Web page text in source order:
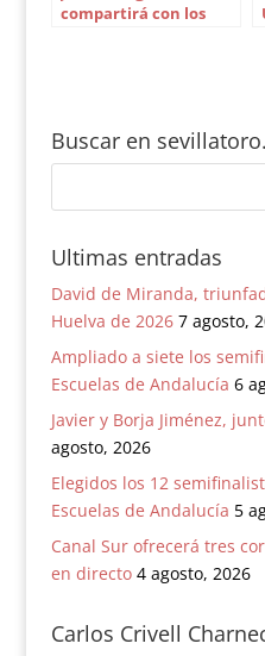
compartirá con los
Buscar en
Ultimas entradas
David de Miranda,
Huelva de 2026 7 agosto,
Ampliado a siete los
Escuelas de Andalucía 6
Javier y Borja Jiménez,
agosto, 2026
Elegidos los 12
Escuelas de Andalucía 5
Canal Sur ofrecerá tres
en directo 4 agosto, 2026
Carlos Crivell